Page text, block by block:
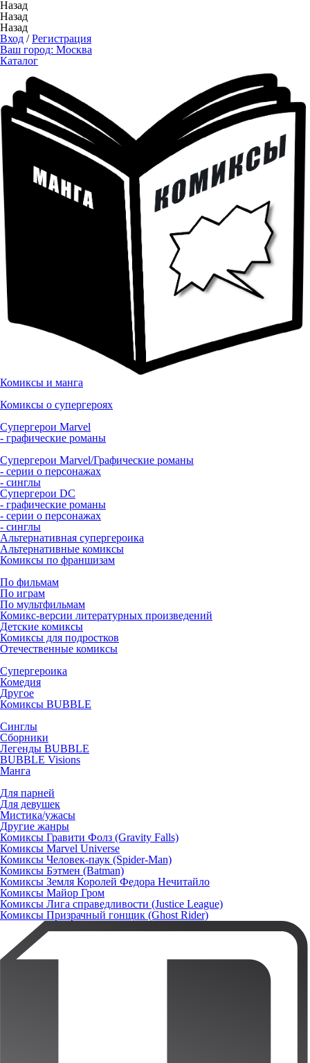
Назад
Назад
Назад
Вход /Регистрация
Ваш город: Москва
Каталог
Комиксы и манга
Комиксы о супергероях
Супергерои Marvel
- графические романы
Супергерои Marvel/Графические романы
- серии о персонажах
- синглы
Супергерои DC
- графические романы
- серии о персонажах
- синглы
Альтернативная супергероика
Альтернативные комиксы
Комиксы по франшизам
По фильмам
По играм
По мультфильмам
Комикс-версии литературных произведений
Детские комиксы
Комиксы для подростков
Отечественные комиксы
Супергероика
Комедия
Другое
Комиксы BUBBLE
Синглы
Сборники
Легенды BUBBLE
BUBBLE Visions
Манга
Для парней
Для девушек
Мистика/ужасы
Другие жанры
Комиксы Гравити Фолз (Gravity Falls)
Комиксы Marvel Universe
Комиксы Человек-паук (Spider-Man)
Комиксы Бэтмен (Batman)
Комиксы Земля Королей Федора Нечитайло
Комиксы Майор Гром
Комиксы Лига справедливости (Justice League)
Комиксы Призрачный гонщик (Ghost Rider)